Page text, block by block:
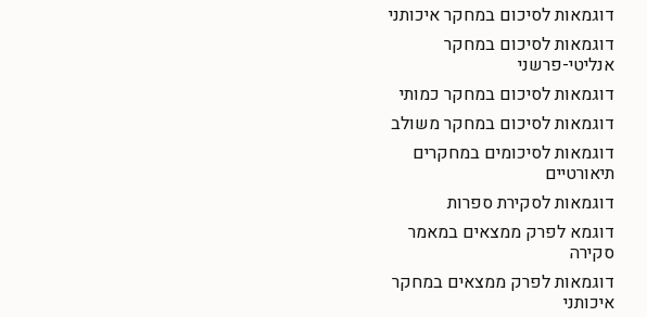
דוגמאות לסיכום במחקר איכותני
דוגמאות לסיכום במחקר
אנליטי-פרשני
דוגמאות לסיכום במחקר כמותי
דוגמאות לסיכום במחקר משולב
דוגמאות לסיכומים במחקרים
תיאורטיים
דוגמאות לסקירת ספרות
דוגמא לפרק ממצאים במאמר
סקירה
דוגמאות לפרק ממצאים במחקר
איכותני